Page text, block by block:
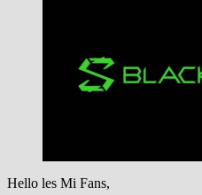
Hello les Mi Fans,